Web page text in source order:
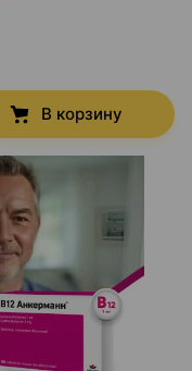
В корзину